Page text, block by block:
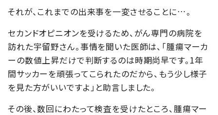
それが、これまでの出来事を一変させることに…。
セカンドオピニオンを受けるため、がん専門の病院を
訪れた宇留野さん。事情を聞いた医師は、「腫瘍マーカ
ーの数値上昇だけで判断するのは時期尚早です。1年
間サッカーを頑張ってこられたのだから、もう少し様子
を見た方がいいですよ」と助言しました。
その後、数回にわたって検査を受けたところ、腫瘍マー